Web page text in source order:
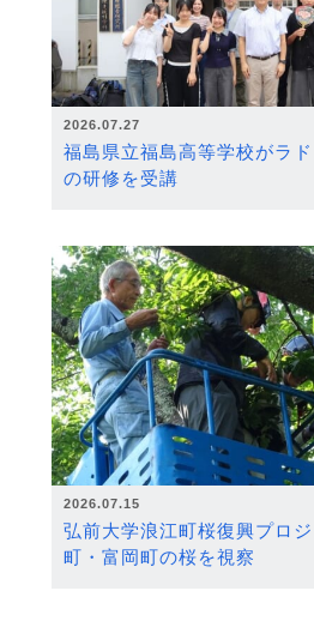
2026.07.27
福島県立福島高等学校がラ
の研修を受講
2026.07.15
弘前大学浪江町桜復興プロ
町・富岡町の桜を視察